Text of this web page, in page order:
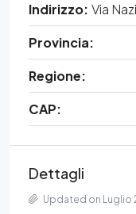
Indirizzo: Via
Provincia:
Regione:
CAP:
Dettagli
Updated on Luglio